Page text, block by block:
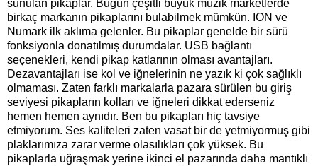
sunulan pikaplar. Bugün çeşitli büyük müzik marketlerde
birkaç markanın pikaplarını bulabilmek mümkün. ION ve
Numark ilk aklıma gelenler. Bu pikaplar genelde bir sürü
fonksiyonla donatılmış durumdalar. USB bağlantı
seçenekleri, kendi pikap katlarının olması avantajları.
Dezavantajları ise kol ve iğnelerinin ne yazık ki çok sağlıklı
olmaması. Zaten farklı markalarla pazara sürülen bu giriş
seviyesi pikapların kolları ve iğneleri dikkat ederseniz
hemen hemen aynıdır. Ben bu pikapları hiç tavsiye
etmiyorum. Ses kaliteleri zaten vasat bir de yetmiyormuş gibi
plaklarımıza zarar verme olasılıkları çok yüksek. Bu
pikaplarla uğraşmak yerine ikinci el pazarında daha mantıklı